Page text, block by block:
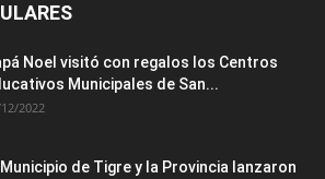
Noel visitó con regalos los Centros
Municipales de San...
2022
Municipio de Tigre y la Provincia lanzaron